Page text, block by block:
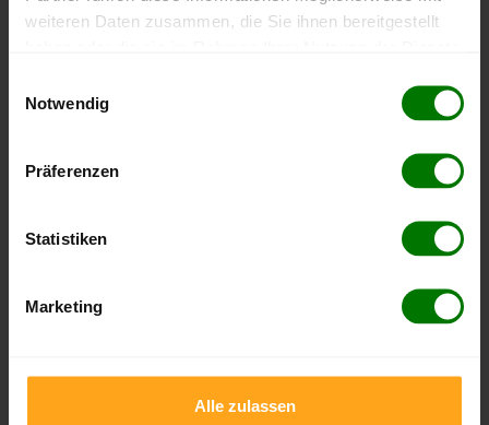
weiteren Daten zusammen, die Sie ihnen bereitgestellt
Notwendig
Präferenzen
Statistiken
Marketing
Alle zulassen
Datum zeigt, wann der Höchst- oder Tiefststand im
Tiefststand
4 Wochen
397,87 €
10.07.2026
23.07.2026 10.05.2026
409,06 €